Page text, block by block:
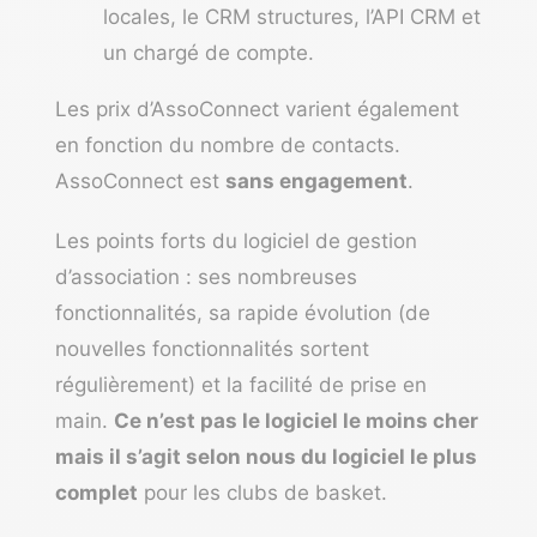
locales, le CRM structures, l’API CRM et
un chargé de compte.
Les prix d’AssoConnect varient également
en fonction du nombre de contacts.
AssoConnect est sans engagement.
Les points forts du logiciel de gestion
d’association : ses nombreuses
fonctionnalités, sa rapide évolution (de
nouvelles fonctionnalités sortent
régulièrement) et la facilité de prise en
main. Ce n’est pas le logiciel le moins cher
mais il s’agit selon nous du logiciel le plus
complet pour les clubs de basket.